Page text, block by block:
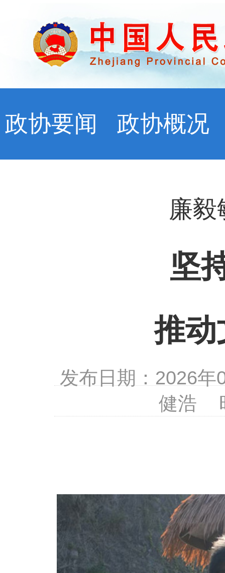
政协要闻 政协概况
廉
坚
推动
发布日期：2026
健浩